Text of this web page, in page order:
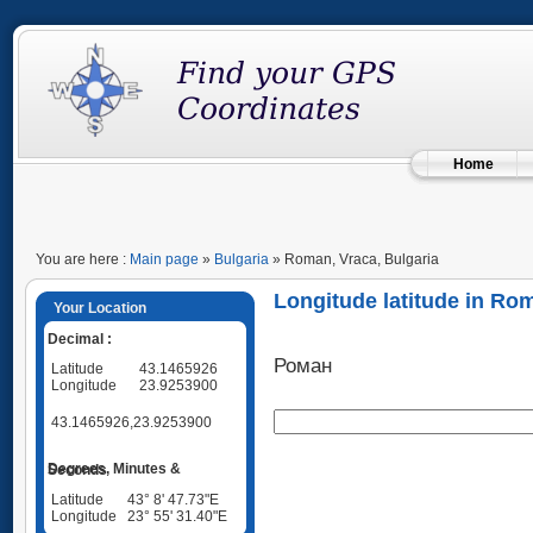
Home
You are here : Main page » Bulgaria » Roman, Vraca, Bulgaria
Your Location
Decimal :
Latitude
43.1465926
Longitude
23.9253900
43.1465926,23.9253900
Degrees, Minutes & Seconds
Latitude
43° 8' 47.73"E
Longitude
23° 55' 31.40"E
Longitude latitude in
Роман